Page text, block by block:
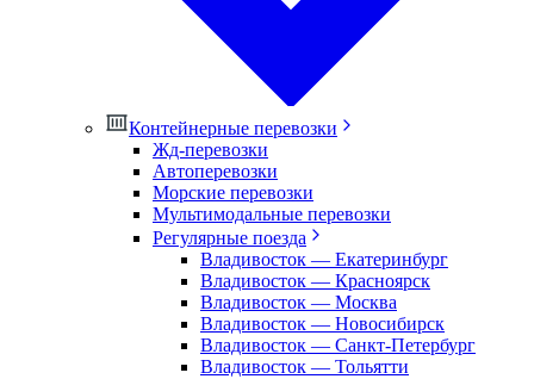
Контейнерные перевозки
Жд-перевозки
Автоперевозки
Морские перевозки
Мультимодальные перевозки
Регулярные поезда
Владивосток — Екатеринбург
Владивосток — Красноярск
Владивосток — Москва
Владивосток — Новосибирск
Владивосток — Санкт-Петербург
Владивосток — Тольятти